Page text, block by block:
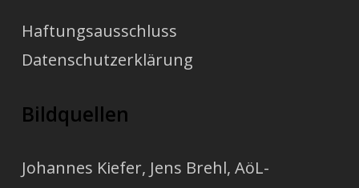
Haftungsausschluss
Datenschutzerklärung
Bildquellen
Johannes Kiefer, Jens Brehl, AöL-